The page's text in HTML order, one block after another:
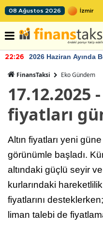
08 Ağustos 2026
22:26 2026 Haziran Ayında
FinansTaksi Eko Gündem
17.12.2025
fiyatları
Altın fiyatları yeni
görünümle başladı.
altındaki güçlü seyir
kurlarındaki
fiyatlarını
liman talebi de